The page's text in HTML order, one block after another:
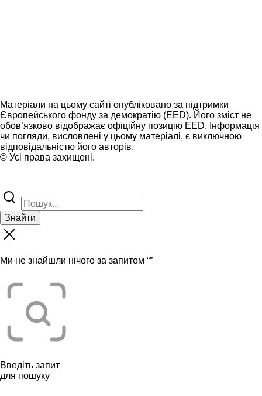
Матеріали на цьому сайті опубліковано за підтримки
Європейського фонду за демократію (EED). Його зміст не
обов’язково відображає офіційну позицію EED. Інформація
чи погляди, висловлені у цьому матеріалі, є виключною
відповідальністю його авторів.
© Усі права захищені.
Знайти
Ми не знайшли нічого за запитом “”
Введіть запит
для пошуку